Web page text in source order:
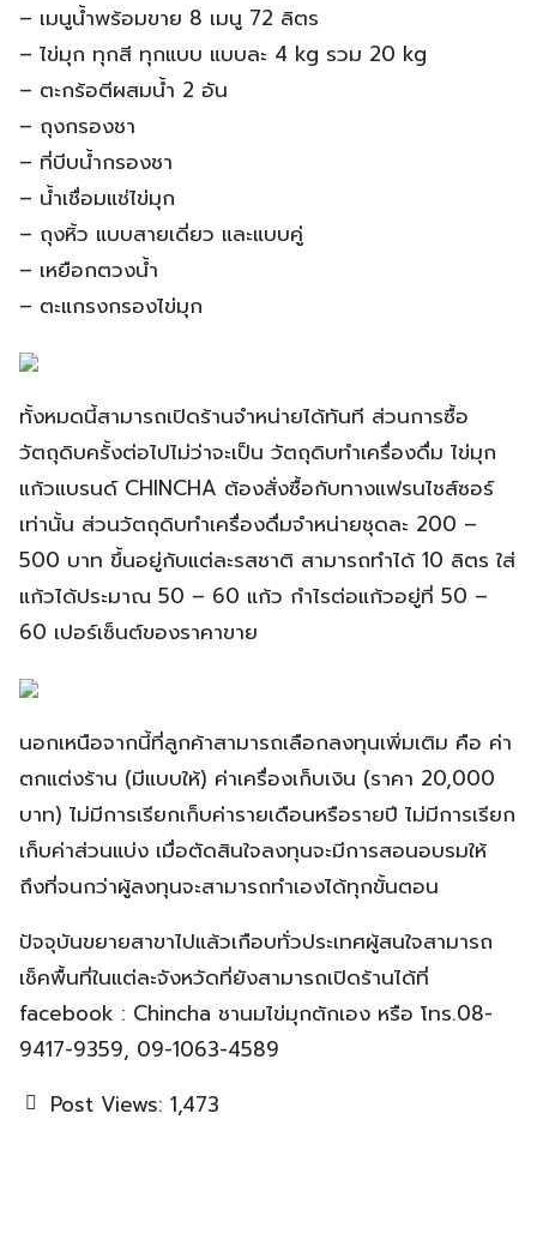
– เมนูน้ำพร้อมขาย 8 เมนู 72 ลิตร
– ไข่มุก ทุกสี ทุกแบบ แบบละ 4 kg รวม 20 kg
– ตะกร้อตีผสมน้ำ 2 อัน
– ถุงกรองชา
– ที่บีบน้ำกรองชา
– น้ำเชื่อมแช่ไข่มุก
– ถุงหิ้ว แบบสายเดี่ยว และแบบคู่
– เหยือกตวงน้ำ
– ตะแกรงกรองไข่มุก
ทั้งหมดนี้สามารถเปิดร้านจำหน่ายได้ทันที ส่วนการซื้อ
วัตถุดิบครั้งต่อไปไม่ว่าจะเป็น วัตถุดิบทำเครื่องดื่ม ไข่มุก
แก้วแบรนด์ CHINCHA ต้องสั่งซื้อกับทางแฟรนไชส์ซอร์
เท่านั้น ส่วนวัตถุดิบทำเครื่องดื่มจำหน่ายชุดละ 200 –
500 บาท ขึ้นอยู่กับแต่ละรสชาติ สามารถทำได้ 10 ลิตร ใส่
แก้วได้ประมาณ 50 – 60 แก้ว กำไรต่อแก้วอยู่ที่ 50 –
60 เปอร์เซ็นต์ของราคาขาย
นอกเหนือจากนี้ที่ลูกค้าสามารถเลือกลงทุนเพิ่มเติม คือ ค่า
ตกแต่งร้าน (มีแบบให้) ค่าเครื่องเก็บเงิน (ราคา 20,000
บาท) ไม่มีการเรียกเก็บค่ารายเดือนหรือรายปี ไม่มีการเรียก
เก็บค่าส่วนแบ่ง เมื่อตัดสินใจลงทุนจะมีการสอนอบรมให้
ถึงที่จนกว่าผู้ลงทุนจะสามารถทำเองได้ทุกขั้นตอน
ปัจจุบันขยายสาขาไปแล้วเกือบทั่วประเทศผู้สนใจสามารถ
เช็คพื้นที่ในแต่ละจังหวัดที่ยังสามารถเปิดร้านได้ที่
facebook : Chincha ชานมไข่มุกตักเอง หรือ โทร.08-
9417-9359, 09-1063-4589
Post Views: 1,473